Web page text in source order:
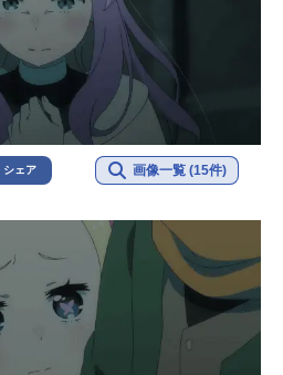
シェア 画像一覧 (15件)